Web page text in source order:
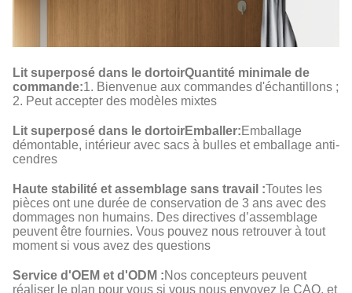
Lit superposé dans le dortoirQuantité minimale de
commande:1. Bienvenue aux commandes d'échantillons ;
2. Peut accepter des modèles mixtes
Lit superposé dans le dortoirEmballer:Emballage
démontable, intérieur avec sacs à bulles et emballage anti-
cendres
Haute stabilité et assemblage sans travail :Toutes les
pièces ont une durée de conservation de 3 ans avec des
dommages non humains. Des directives d’assemblage
peuvent être fournies. Vous pouvez nous retrouver à tout
moment si vous avez des questions
Service d'OEM et d'ODM :Nos concepteurs peuvent
réaliser le plan pour vous si vous nous envoyez le CAO, et